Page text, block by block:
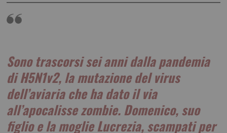
Sono trascorsi sei anni dalla pandemia
di H5N1v2, la mutazione del virus
dell’aviaria che ha dato il via
all’apocalisse zombie. Domenico, suo
figlio e la moglie Lucrezia, scampati per